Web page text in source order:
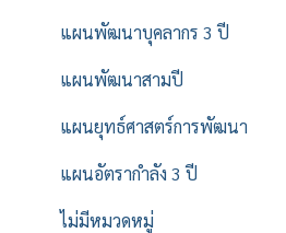
แผนพัฒนาบุคลากร 3 ปี
แผนพัฒนาสามปี
แผนยุทธ์ศาสตร์การพัฒนา
แผนอัตรากำลัง 3 ปี
ไม่มีหมวดหมู่